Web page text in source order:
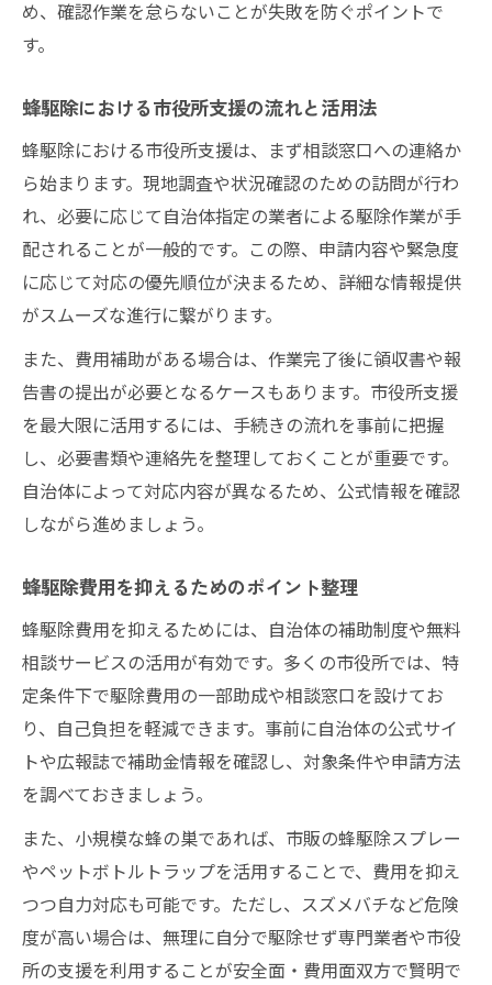
め、確認作業を怠らないことが失敗を防ぐポイントで
す。
蜂駆除における市役所支援の流れと活用法
蜂駆除における市役所支援は、まず相談窓口への連絡か
ら始まります。現地調査や状況確認のための訪問が行わ
れ、必要に応じて自治体指定の業者による駆除作業が手
配されることが一般的です。この際、申請内容や緊急度
に応じて対応の優先順位が決まるため、詳細な情報提供
がスムーズな進行に繋がります。
また、費用補助がある場合は、作業完了後に領収書や報
告書の提出が必要となるケースもあります。市役所支援
を最大限に活用するには、手続きの流れを事前に把握
し、必要書類や連絡先を整理しておくことが重要です。
自治体によって対応内容が異なるため、公式情報を確認
しながら進めましょう。
蜂駆除費用を抑えるためのポイント整理
蜂駆除費用を抑えるためには、自治体の補助制度や無料
相談サービスの活用が有効です。多くの市役所では、特
定条件下で駆除費用の一部助成や相談窓口を設けてお
り、自己負担を軽減できます。事前に自治体の公式サイ
トや広報誌で補助金情報を確認し、対象条件や申請方法
を調べておきましょう。
また、小規模な蜂の巣であれば、市販の蜂駆除スプレー
やペットボトルトラップを活用することで、費用を抑え
つつ自力対応も可能です。ただし、スズメバチなど危険
度が高い場合は、無理に自分で駆除せず専門業者や市役
所の支援を利用することが安全面・費用面双方で賢明で